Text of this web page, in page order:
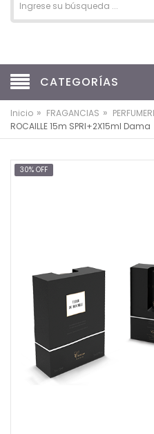
CATEGORÍAS
Inicio » FRAGANCIAS »
ROCAILLE 15m SPRl+2X15ml Dama
30% OFF